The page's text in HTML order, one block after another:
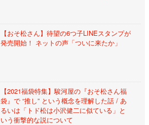
【おそ松さん】待望の6つ子LINEスタンプが
発売開始！ ネットの声「ついに来たか」
【2021福袋特集】駿河屋の『おそ松さん福
袋』で “推し” という概念を理解した話 / あ
るいは「トド松は小沢健二に似ている」と
いう衝撃的な説について